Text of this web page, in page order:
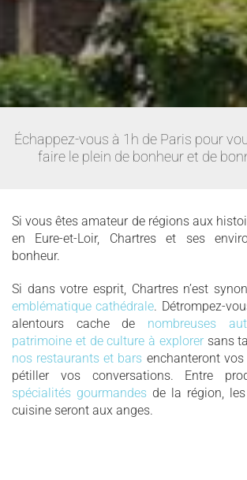
Échappez-vous à 1h de Paris pour
faire le plein de bonheur et de
Si vous êtes amateur de régions aux
en Eure-et-Loir, Chartres et ses
bonheur.
Si dans votre esprit, Chartres n’est
emblématique cathédrale. Détrompez-
alentours cache de nombreuses
patrimoine et de culture à explorersans
nos restaurants et bars enchanteront
pétiller vos conversations. Entre
spécialités gourmandes de la région,
cuisine seront aux anges.